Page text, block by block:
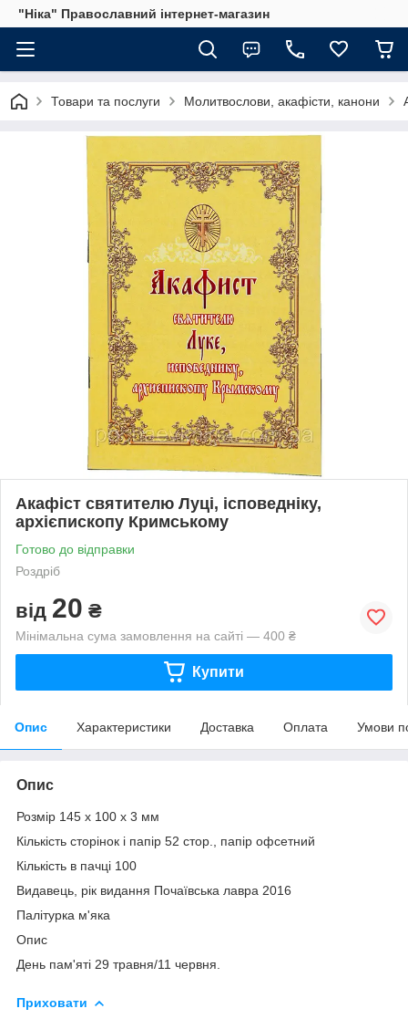
"Ніка" Православний інтернет-магазин
Товари та послуги Молитвослови, акафісти, канони
Акафіст святителю Луці, ісповедніку,
архієпископу Кримському
Готово до відправки
Роздріб
від 20 ₴
Мінімальна сума замовлення на сайті — 400 ₴
Купити
Опис Характеристики Доставка Оплата Умови
Опис
Розмір 145 х 100 х 3 мм
Кількість сторінок і папір 52 стор., папір офсетний
Кількість в пачці 100
Видавець, рік видання Почаївська лавра 2016
Палітурка м'яка
Опис
День пам'яті 29 травня/11 червня.
Приховати